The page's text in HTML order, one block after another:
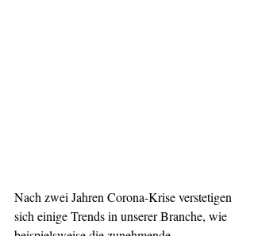
Nach zwei Jahren Corona-Krise verstetigen
sich einige Trends in unserer Branche, wie